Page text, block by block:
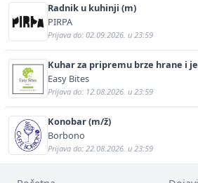
Radnik u kuhinji (m)
PIRPA
Prijava do: 02.09.2026. u 23:59
Kuhar za pripremu brze hrane i
Easy Bites
Prijava do: 12.08.2026. u 23:59
Konobar (m/ž)
Borbono
Prijava do: 22.08.2026. u 23:59